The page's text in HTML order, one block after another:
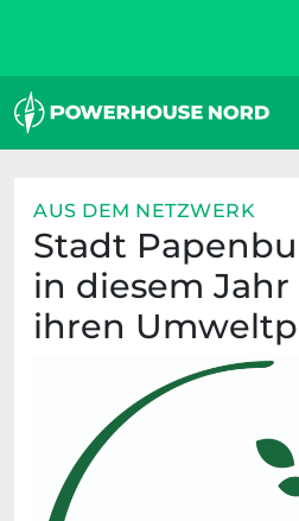
AUS DEM NETZWERK
Stadt
in diesem
ihren